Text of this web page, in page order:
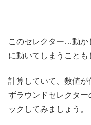
このセレクター…動か
に動いてしまうことも
計算していて、数値
ずラウンドセレクタ
ックしてみましょう。